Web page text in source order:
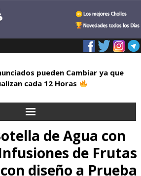
pueden Cambiar ya que
cada 12 Horas
de Agua con
de Frutas
diseño a Prueba